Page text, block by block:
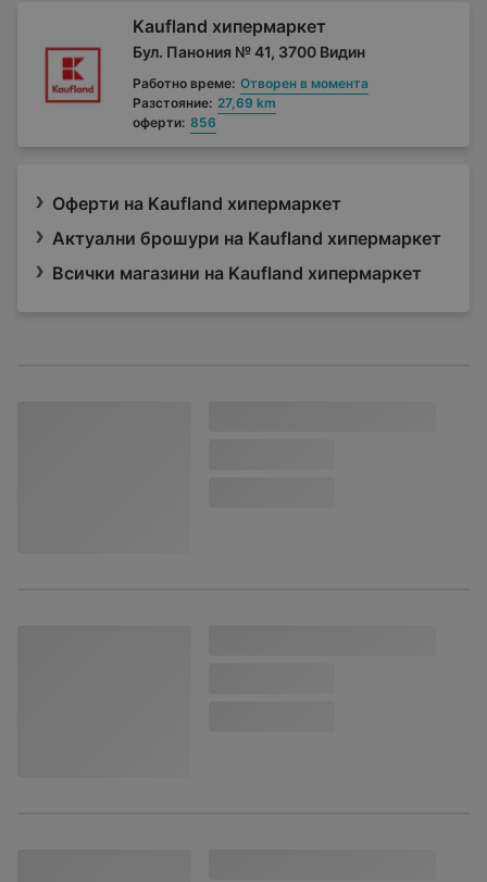
Kaufland хипермаркет
Бул. Панония № 41, 3700 Видин
Работно време: Отворен в момента
Разстояние: 27,69 km
оферти: 856
Оферти на Kaufland хипермаркет
Актуални брошури на Kaufland хипермаркет
Всички магазини на Kaufland хипермаркет